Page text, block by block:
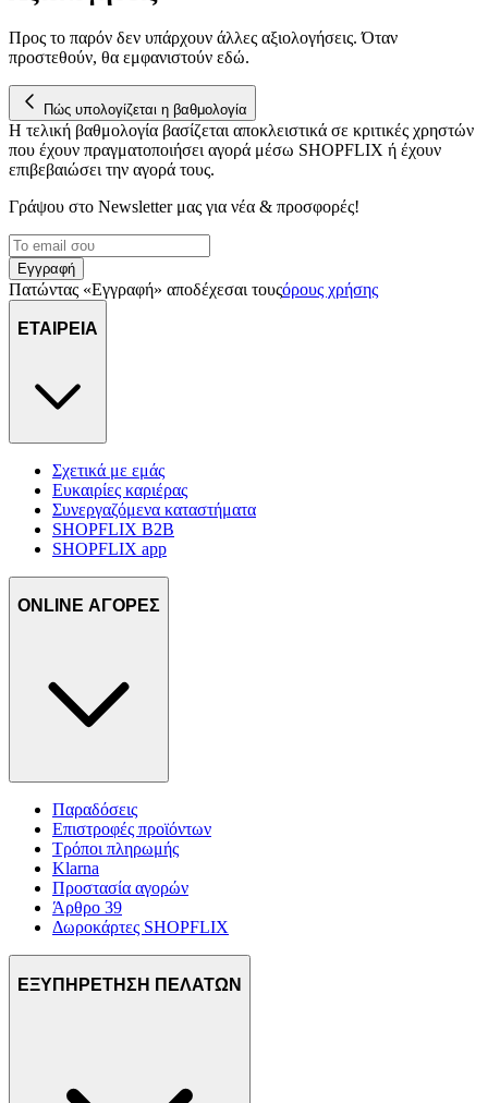
διεύθυνση IP σας, χρησιμοποιώντας τεχνολογία όπως cookies
για να αποθηκεύουμε και να έχουμε πρόσβαση σε πληροφορίες
στη συσκευή σας, με σκοπό την προβολή εξατομικευμένων
διαφημίσεις και περιεχόμενο, την καλύτερη εικόνα του κοινού
μας και την ανάπτυξη προϊόντων. Επίσης, κοινοποιούμε
πληροφορίες σχετικά με την από μέρους σας χρήση της
τοποθεσίας μας στους συνεργάτες μέσων κοινωνικής
Προς το παρόν δεν υπάρχουν άλλες αξιολογήσεις. Όταν
προστεθούν, θα εμφανιστούν εδώ.
Πώς υπολογίζεται η βαθμολογία
Η τελική βαθμολογία βασίζεται αποκλειστικά σε κριτικές χρηστών
που έχουν πραγματοποιήσει αγορά μέσω SHOPFLIX ή έχουν
επιβεβαιώσει την αγορά τους.
Γράψου στο Νewsletter μας για νέα & προσφορές!
Εγγραφή
Πατώντας «Εγγραφή» αποδέχεσαι τουςόρους χρήσης
ΕΤΑΙΡΕΙΑ
Σχετικά με εμάς
Ευκαιρίες καριέρας
Συνεργαζόμενα καταστήματα
SHOPFLIX B2B
SHOPFLIX app
ONLINE ΑΓΟΡΕΣ
Παραδόσεις
Επιστροφές προϊόντων
Τρόποι πληρωμής
Klarna
Προστασία αγορών
Άρθρο 39
Δωροκάρτες SHOPFLIX
ΕΞΥΠΗΡΕΤΗΣΗ ΠΕΛΑΤΩΝ